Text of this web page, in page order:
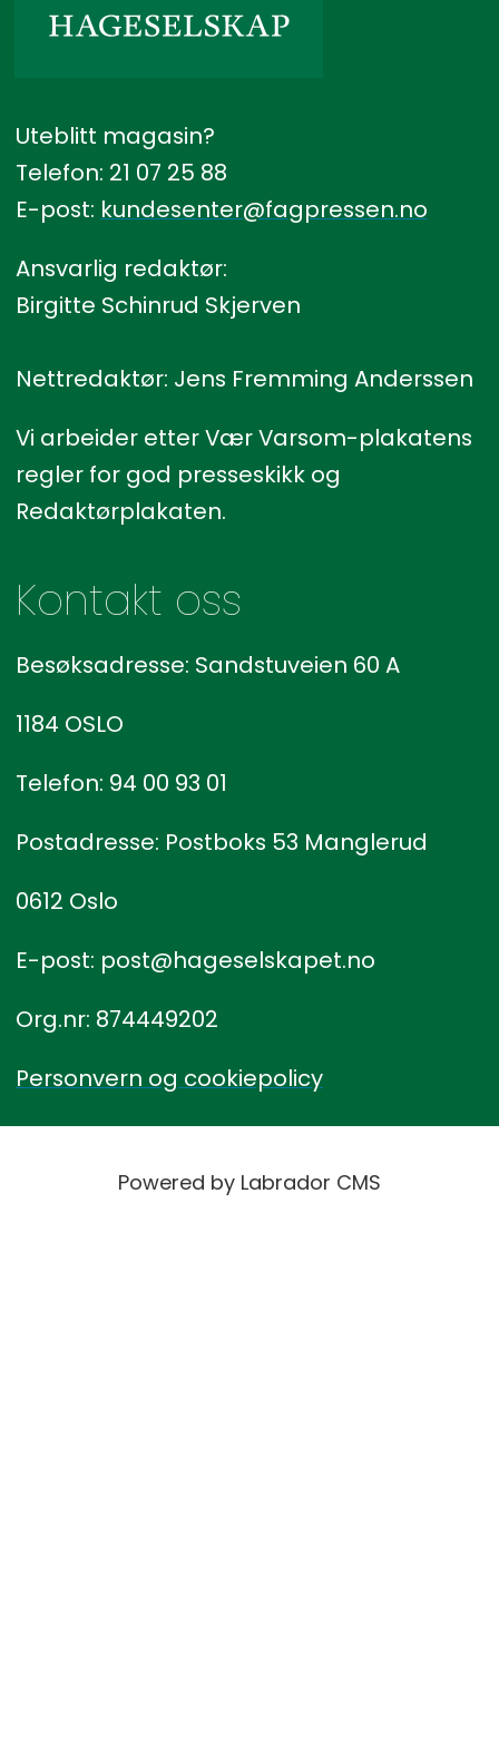
Uteblitt magasin?
Telefon: 21 07 25 88
E-post: kundesenter@fagpressen.no
Ansvarlig redaktør:
Birgitte Schinrud Skjerven
Nettredaktør: Jens Fremming Anderssen
Vi arbeider etter Vær Varsom-plakatens
regler for god presseskikk og
Redaktørplakaten.
Kontakt oss
Besøksadresse: Sandstuveien 60 A
1184 OSLO
Telefon: 94 00 93 01
Postadresse: Postboks 53 Manglerud
0612 Oslo
E-post: post@hageselskapet.no
Org.nr: 874449202
Personvern og cookiepolicy
Powered by Labrador CMS